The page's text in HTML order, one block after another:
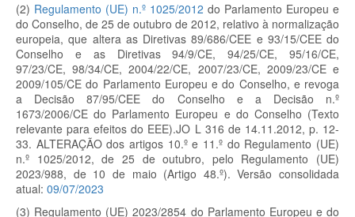
(2) Regulamento (UE) n.º 1025/2012 do Parlamento Europeu e
do Conselho, de 25 de outubro de 2012, relativo à normalização
europeia, que altera as Diretivas 89/686/CEE e 93/15/CEE do
Conselho e as Diretivas 94/9/CE, 94/25/CE, 95/16/CE,
97/23/CE, 98/34/CE, 2004/22/CE, 2007/23/CE, 2009/23/CE e
2009/105/CE do Parlamento Europeu e do Conselho, e revoga
a Decisão 87/95/CEE do Conselho e a Decisão n.º
1673/2006/CE do Parlamento Europeu e do Conselho (Texto
relevante para efeitos do EEE).JO L 316 de 14.11.2012, p. 12-
33. ALTERAÇÃO dos artigos 10.º e 11.º do Regulamento (UE)
n.º 1025/2012, de 25 de outubro, pelo Regulamento (UE)
2023/988, de 10 de maio (Artigo 48.º). Versão consolidada
atual: 09/07/2023
(3) Regulamento (UE) 2023/2854 do Parlamento Europeu e do